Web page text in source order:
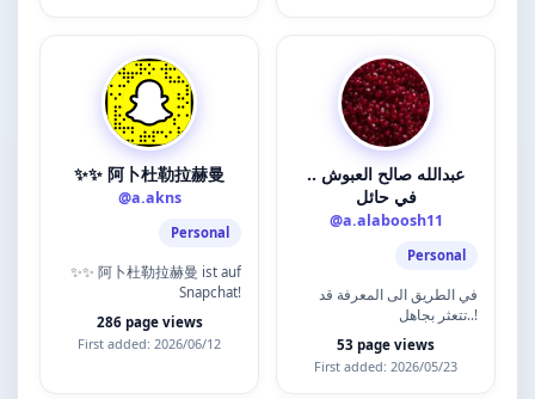
✨✨ 阿卜杜勒拉赫曼
@a.akns
Personal
✨✨ 阿卜杜勒拉赫曼 ist auf
Snapchat!
286 page views
First added: 2026/06/12
عبدالله صالح العبوش ..
في حائل
@a.alaboosh11
Personal
‏في الطريق الى المعرفة قد
تتعثر ‏بجاهل..!
53 page views
First added: 2026/05/23